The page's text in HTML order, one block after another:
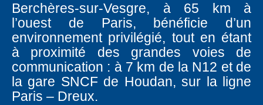
Berchères-sur-Vesgre, à 65 km à
l’ouest de Paris, bénéficie d’un
environnement privilégié, tout en étant
à proximité des grandes voies de
communication : à 7 km de la N12 et de
la gare SNCF de Houdan, sur la ligne
Paris – Dreux.